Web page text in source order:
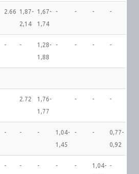
2.66
1,87-
2,14
1,67-
1,74
- - - -
- -
1,28-
1,88
- - - -
2.72
1,76-
1,77
- - -
- - -
1,04-
1,45
- -
0,77-
0,92
- - - - -
1,04- -